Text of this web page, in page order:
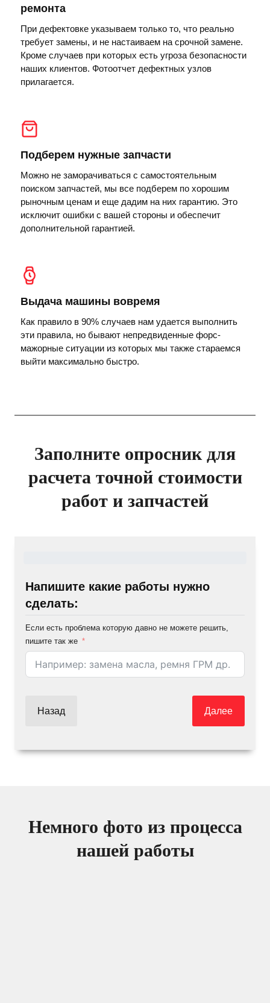
ремонта
При дефектовке указываем только то, что реально
требует замены, и не настаиваем на срочной замене.
Кроме случаев при которых есть угроза безопасности
наших клиентов. Фотоотчет дефектных узлов
прилагается.
Подберем нужные запчасти
Можно не заморачиваться с самостоятельным
поиском запчастей, мы все подберем по хорошим
рыночным ценам и еще дадим на них гарантию. Это
исключит ошибки с вашей стороны и обеспечит
дополнительной гарантией.
Выдача машины вовремя
Как правило в 90% случаев нам удается выполнить
эти правила, но бывают непредвиденные форс-
мажорные ситуации из которых мы также стараемся
выйти максимально быстро.
Заполните опросник для
расчета точной стоимости
работ и запчастей
Напишите какие работы нужно
сделать:
Если есть проблема которую давно не можете решить,
пишите так же
Назад Далее
Немного фото из процесса
нашей работы